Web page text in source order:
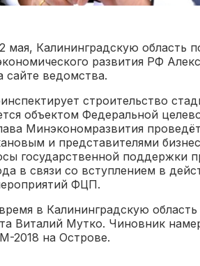
мая, Калининградскую область
развития РФ
сайте ведомства.
строительство
объектом Федеральной
Минэкономразвития
и представителями
государственной поддержки
в связи со вступлением в
ФЦП.
в Калининградскую область
Виталий Мутко. Чиновник
2018 на Острове.